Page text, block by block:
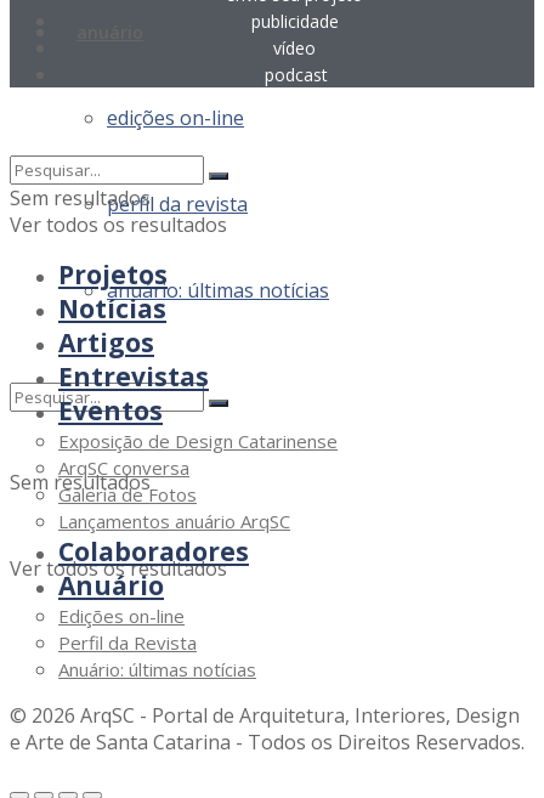
edições on-line
perfil da revista
anuário: últimas notícias
Sem resultados
Ver todos os resultados
publicidade
vídeo
podcast
Sem resultados
Ver todos os resultados
Projetos
Notícias
Artigos
Entrevistas
Eventos
Exposição de Design Catarinense
ArqSC conversa
Galeria de Fotos
Lançamentos anuário ArqSC
Colaboradores
Anuário
Edições on-line
Perfil da Revista
Anuário: últimas notícias
© 2026 ArqSC - Portal de Arquitetura, Interiores, Design
e Arte de Santa Catarina - Todos os Direitos Reservados.